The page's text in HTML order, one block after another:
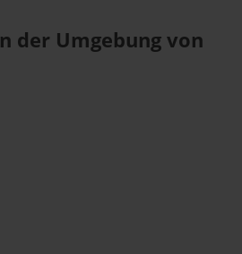
der Umgebung von